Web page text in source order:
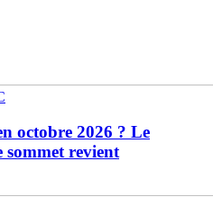
octobre 2026 ? Le
revient